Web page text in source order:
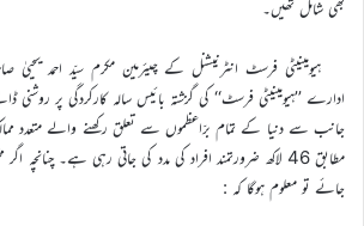
بھی شامل تھیں۔
ہیومینیٹی فرسٹ انٹرنیشنل کے چیئرمین مکرم سیّد احمد
ادارے ’’ہیومینیٹی فرسٹ‘‘ کی گزشتہ بائیس سالہ کارکردگی پر روشنی
جانب سے دنیا کے تمام برّاعظموں سے تعلق رکھنے والے متعدد
مطابق 46 لاکھ ضرورتمند افراد کی مدد کی جاتی رہی ہے۔ چنانچہ
جائے تو معلوم ہوگا کہ :